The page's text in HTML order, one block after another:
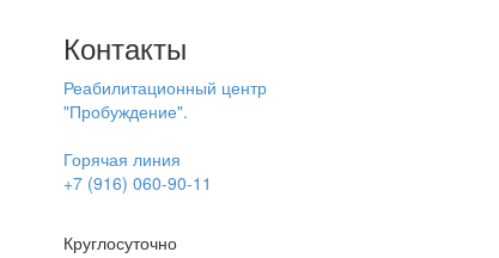
Контакты
Реабилитационный центр
"Пробуждение".
Горячая линия
+7 (916) 060-90-11
Круглосуточно